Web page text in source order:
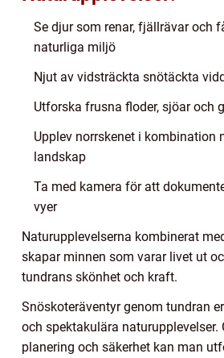
Se djur som renar, fjällrävar och
naturliga miljö
Njut av vidsträckta snötäckta
Utforska frusna floder, sjöar och
Upplev norrskenet i kombination
landskap
Ta med kamera för att
vyer
Naturupplevelserna kombinerat
skapar minnen som varar livet ut
tundrans skönhet och kraft.
Snöskoteräventyr genom tundran
och spektakulära naturupplevelser.
planering och säkerhet kan man